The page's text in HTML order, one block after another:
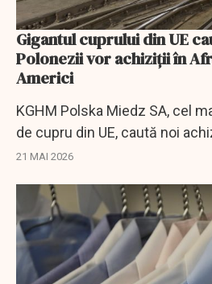
Gigantul cuprului din UE
Polonezii vor achiziții în
Americi
KGHM Polska Miedz SA, cel
de cupru din UE, caută noi
și Americi, pe fondul cererii tot
21 MAI 2026